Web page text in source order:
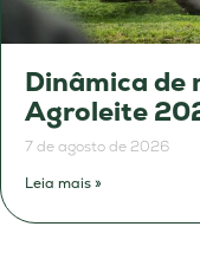
Dinâmica de
Agroleite
7 de agosto de 2026
Leia mais »